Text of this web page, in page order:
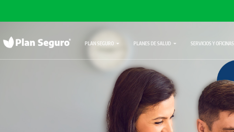
PLAN SEGURO PLANES DE SALUD SERVICIOS Y OFICINAS